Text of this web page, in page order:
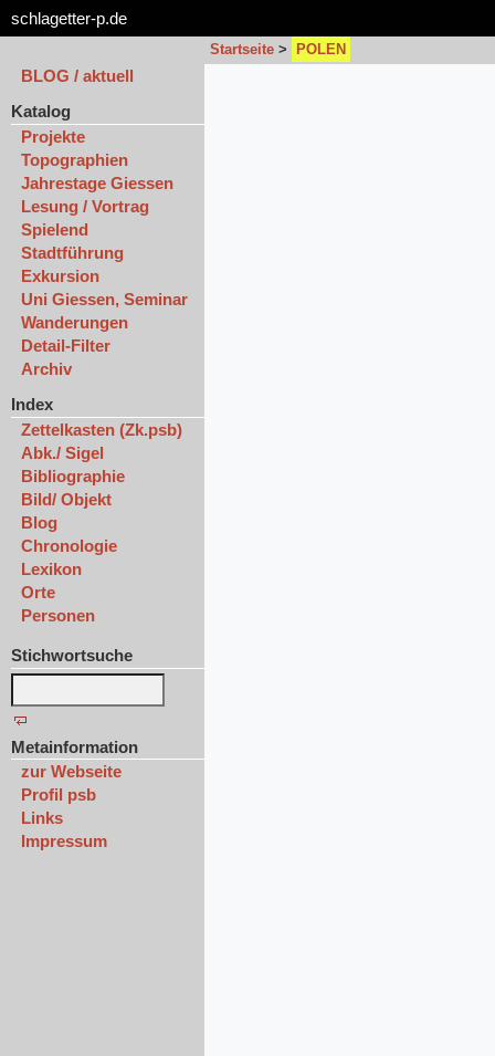
schlagetter-p.de
Startseite > POLEN
BLOG / aktuell
Katalog
Projekte
Topographien
Jahrestage Giessen
Lesung / Vortrag
Spielend
Stadtführung
Exkursion
Uni Giessen, Seminar
Wanderungen
Detail-Filter
Archiv
Index
Zettelkasten (Zk.psb)
Abk./ Sigel
Bibliographie
Bild/ Objekt
Blog
Chronologie
Lexikon
Orte
Personen
Stichwortsuche
Metainformation
zur Webseite
Profil psb
Links
Impressum